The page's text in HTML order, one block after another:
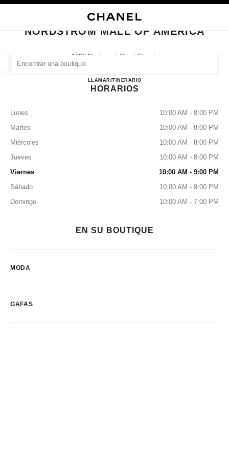
CERRAR TARJETA DE BOUTIQUE NORDSTROM MALL OF AMERICA
NORDSTROM MALL OF AMERICA
1000 Northwest Court Street,
55425 Bloomington, Mn
LLAMAR(952)-883-2121
ITINERARIONORDSTROM MALL OF
HORARIOS
Lunes
10:00 AM - 8:00 PM
Martes
10:00 AM - 8:00 PM
Miércoles
10:00 AM - 8:00 PM
Jueves
10:00 AM - 8:00 PM
Viernes
10:00 AM - 9:00 PM
Sábado
10:00 AM - 9:00 PM
Domingo
10:00 AM - 7:00 PM
EN SU BOUTIQUE
MODA
GAFAS
filtros
resultado de los filtros por: